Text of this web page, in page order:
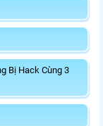
Bị Hack Cùng 3